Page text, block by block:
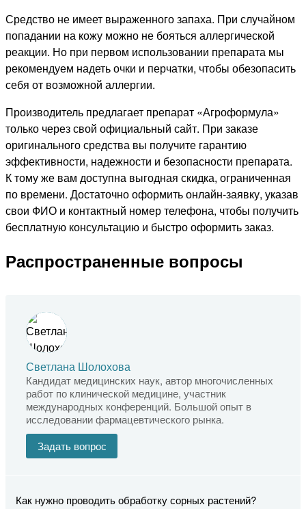
Средство не имеет выраженного запаха. При случайном
попадании на кожу можно не бояться аллергической
реакции. Но при первом использовании препарата мы
рекомендуем надеть очки и перчатки, чтобы обезопасить
себя от возможной аллергии.
Производитель предлагает препарат «Агроформула»
только через свой официальный сайт. При заказе
оригинального средства вы получите гарантию
эффективности, надежности и безопасности препарата.
К тому же вам доступна выгодная скидка, ограниченная
по времени. Достаточно оформить онлайн-заявку, указав
свои ФИО и контактный номер телефона, чтобы получить
бесплатную консультацию и быстро оформить заказ.
Распространенные вопросы
Светлана Шолохова
Кандидат медицинских наук, автор многочисленных
работ по клинической медицине, участник
международных конференций. Большой опыт в
исследовании фармацевтического рынка.
Задать вопрос
Как нужно проводить обработку сорных растений?